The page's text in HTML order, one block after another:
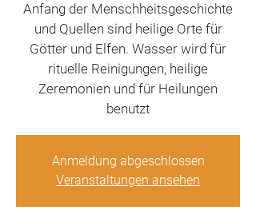
Anfang der Menschheitsgeschichte
und Quellen sind heilige Orte für
Götter und Elfen. Wasser wird für
rituelle Reinigungen, heilige
Zeremonien und für Heilungen
benutzt
Anmeldung abgeschlossen
Veranstaltungen ansehen